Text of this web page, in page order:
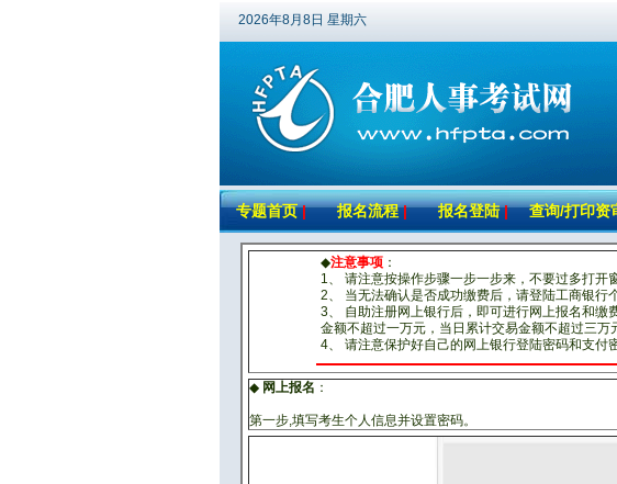
2026年8月8日 星期六
专题首页 | 报名流程| 报名登陆 | 查询/打印资
◆注意事项 ：
1、 请注意按操作步骤一步一步来，不要过多打开
2、 当无法确认是否成功缴费后，请登陆工商银行
3、 自助注册网上银行后，即可进行网上报名和
金额不超过一万元，当日累计交易金额不超过三万
4、 请注意保护好自己的网上银行登陆密码和支付
◆ 网上报名 ：
第一步,填写考生个人信息并设置密码。